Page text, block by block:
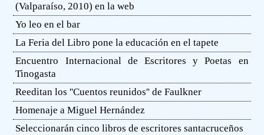
(Valparaíso, 2010) en la web
Yo leo en el bar
La Feria del Libro pone la educación en el tapete
Encuentro Internacional de Escritores y Poetas en
Tinogasta
Reeditan los ''Cuentos reunidos'' de Faulkner
Homenaje a Miguel Hernández
Seleccionarán cinco libros de escritores santacruceños